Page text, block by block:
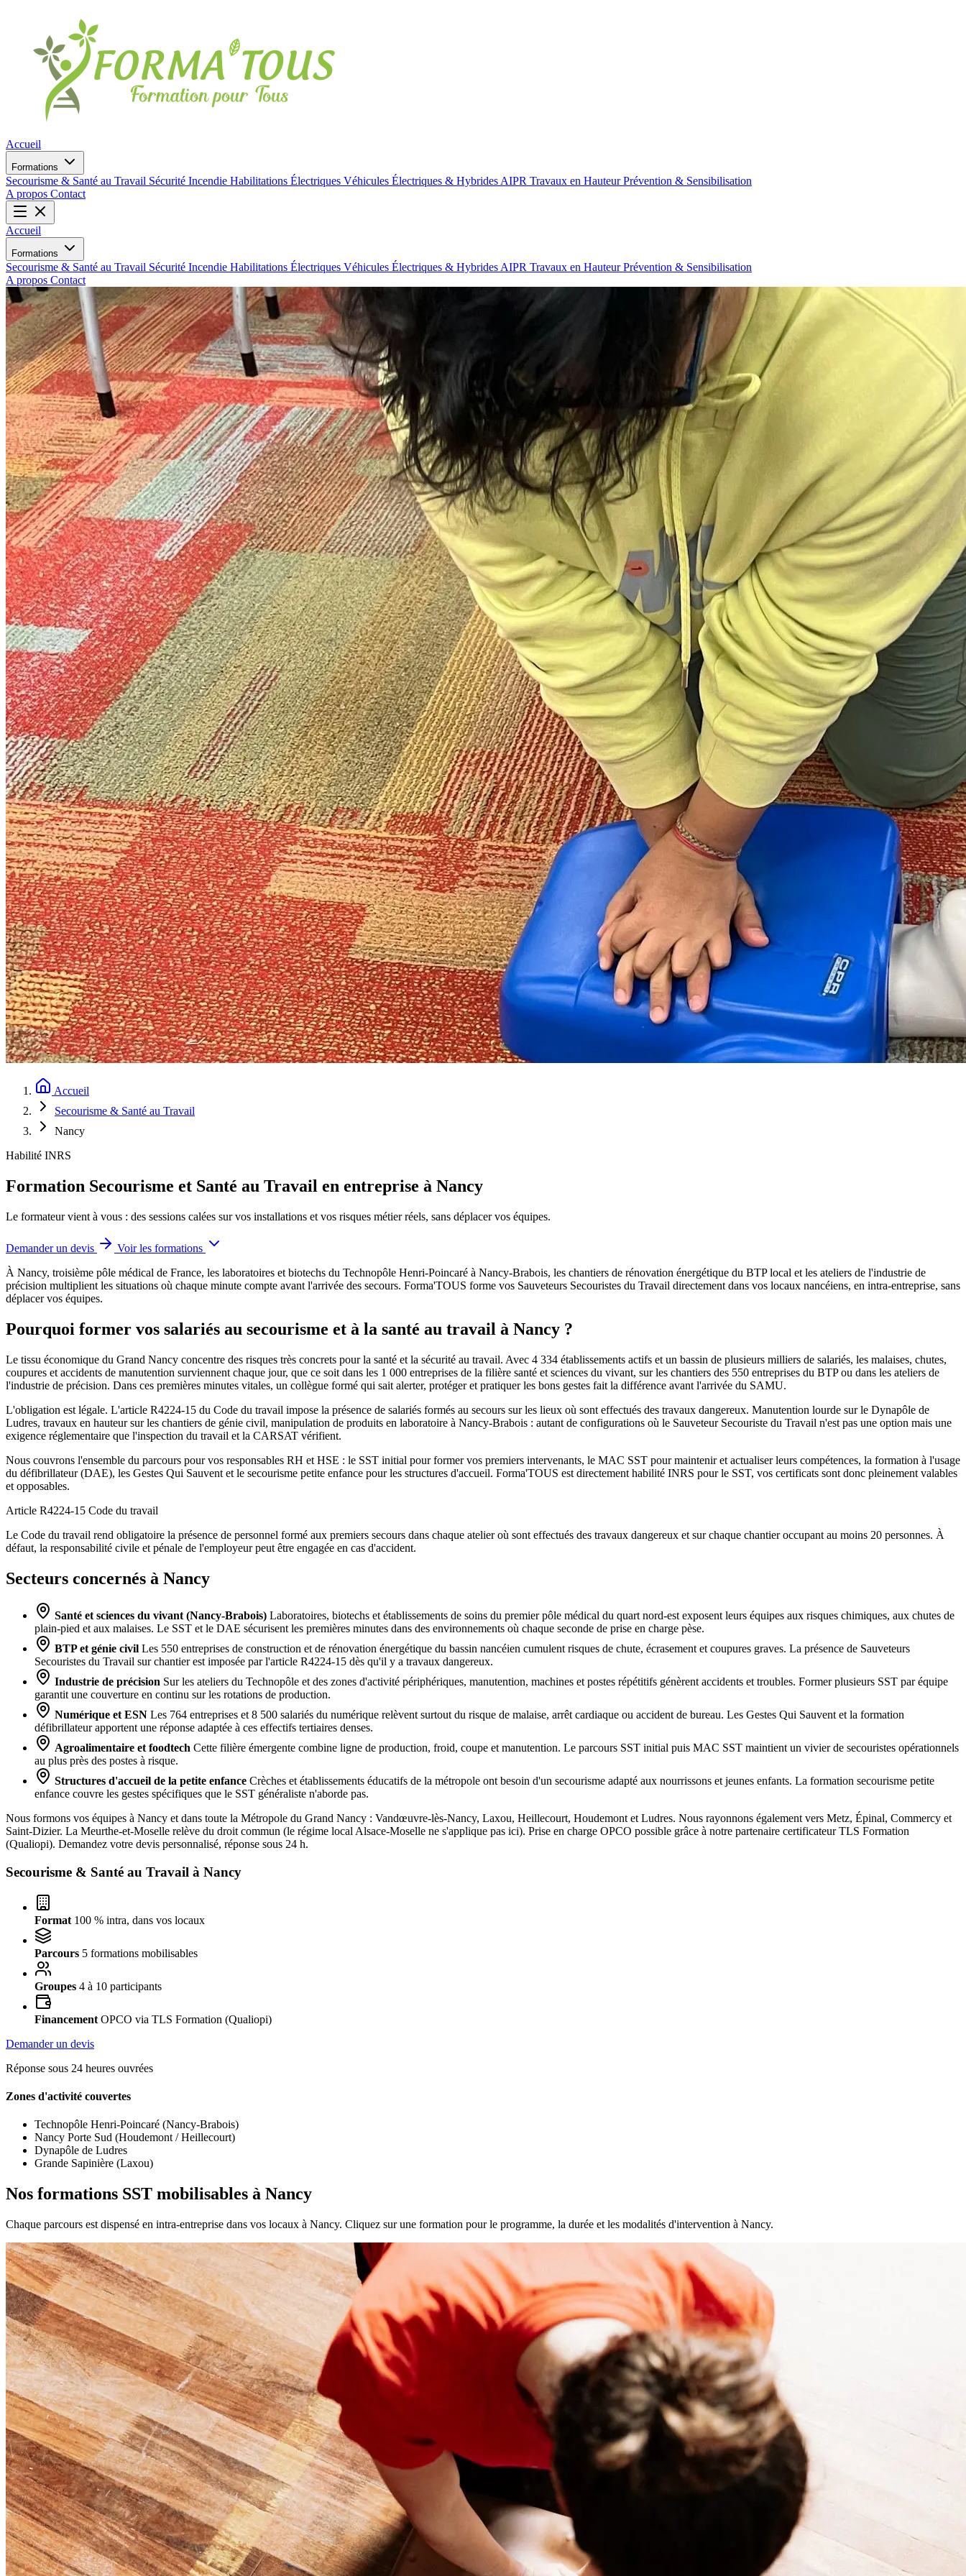
Accueil
Formations
Secourisme & Santé au Travail Sécurité Incendie Habilitations Électriques Véhicules Électriques & Hybrides AIPR Travaux en HauteurPrévention & Sensibilisation
A propos Contact
Accueil
Formations
Secourisme & Santé au Travail Sécurité Incendie Habilitations Électriques Véhicules Électriques & Hybrides AIPR Travaux en HauteurPrévention & Sensibilisation
A propos Contact
Accueil
Secourisme & Santé au Travail
Nancy
Habilité INRS
Formation Secourisme et Santé au Travail en entreprise à Nancy
Le formateur vient à vous : des sessions calées sur vos installations et vos risques métier réels, sans déplacer vos équipes.
Demander un devis
Voir les formations
À Nancy, troisième pôle médical de France, les laboratoires et biotechs du Technopôle Henri-Poincaré à Nancy-Brabois, les chantiers de rénovation énergétique du BTP local et les ateliers de l'industrie de
précision multiplient les situations où chaque minute compte avant l'arrivée des secours. Forma'TOUS forme vos Sauveteurs Secouristes du Travail directement dans vos locaux nancéiens, en intra-entreprise, sans
déplacer vos équipes.
Pourquoi former vos salariés au secourisme et à la santé au travail à Nancy ?
Le tissu économique du Grand Nancy concentre des risques très concrets pour la santé et la sécurité au travail. Avec 4 334 établissements actifs et un bassin de plusieurs milliers de salariés, les malaises, chutes,
coupures et accidents de manutention surviennent chaque jour, que ce soit dans les 1 000 entreprises de la filière santé et sciences du vivant, sur les chantiers des 550 entreprises du BTP ou dans les ateliers de
l'industrie de précision. Dans ces premières minutes vitales, un collègue formé qui sait alerter, protéger et pratiquer les bons gestes fait la différence avant l'arrivée du SAMU.
L'obligation est légale. L'article R4224-15 du Code du travail impose la présence de salariés formés au secours sur les lieux où sont effectués des travaux dangereux. Manutention lourde sur le Dynapôle de
Ludres, travaux en hauteur sur les chantiers de génie civil, manipulation de produits en laboratoire à Nancy-Brabois : autant de configurations où le Sauveteur Secouriste du Travail n'est pas une option mais une
exigence réglementaire que l'inspection du travail et la CARSAT vérifient.
Nous couvrons l'ensemble du parcours pour vos responsables RH et HSE : le SST initial pour former vos premiers intervenants, le MAC SST pour maintenir et actualiser leurs compétences, la formation à l'usage
du défibrillateur (DAE), les Gestes Qui Sauvent et le secourisme petite enfance pour les structures d'accueil. Forma'TOUS est directement habilité INRS pour le SST, vos certificats sont donc pleinement valables
et opposables.
Article R4224-15 Code du travail
Le Code du travail rend obligatoire la présence de personnel formé aux premiers secours dans chaque atelier où sont effectués des travaux dangereux et sur chaque chantier occupant au moins 20 personnes. À
défaut, la responsabilité civile et pénale de l'employeur peut être engagée en cas d'accident.
Secteurs concernés à Nancy
Santé et sciences du vivant (Nancy-Brabois) Laboratoires, biotechs et établissements de soins du premier pôle médical du quart nord-est exposent leurs équipes aux risques chimiques, aux chutes de
plain-pied et aux malaises. Le SST et le DAE sécurisent les premières minutes dans des environnements où chaque seconde de prise en charge pèse.
BTP et génie civil Les 550 entreprises de construction et de rénovation énergétique du bassin nancéien cumulent risques de chute, écrasement et coupures graves. La présence de Sauveteurs
Secouristes du Travail sur chantier est imposée par l'article R4224-15 dès qu'il y a travaux dangereux.
Industrie de précision Sur les ateliers du Technopôle et des zones d'activité périphériques, manutention, machines et postes répétitifs génèrent accidents et troubles. Former plusieurs SST par équipe
garantit une couverture en continu sur les rotations de production.
Numérique et ESN Les 764 entreprises et 8 500 salariés du numérique relèvent surtout du risque de malaise, arrêt cardiaque ou accident de bureau. Les Gestes Qui Sauvent et la formation
défibrillateur apportent une réponse adaptée à ces effectifs tertiaires denses.
Agroalimentaire et foodtech Cette filière émergente combine ligne de production, froid, coupe et manutention. Le parcours SST initial puis MAC SST maintient un vivier de secouristes opérationnels
au plus près des postes à risque.
Structures d'accueil de la petite enfance Crèches et établissements éducatifs de la métropole ont besoin d'un secourisme adapté aux nourrissons et jeunes enfants. La formation secourisme petite
enfance couvre les gestes spécifiques que le SST généraliste n'aborde pas.
Nous formons vos équipes à Nancy et dans toute la Métropole du Grand Nancy : Vandœuvre-lès-Nancy, Laxou, Heillecourt, Houdemont et Ludres. Nous rayonnons également vers Metz, Épinal, Commercy et
Saint-Dizier. La Meurthe-et-Moselle relève du droit commun (le régime local Alsace-Moselle ne s'applique pas ici). Prise en charge OPCO possible grâce à notre partenaire certificateur TLS Formation
(Qualiopi). Demandez votre devis personnalisé, réponse sous 24 h.
Secourisme & Santé au Travail à Nancy
Format 100 % intra, dans vos locaux
Parcours 5 formations mobilisables
Groupes 4 à 10 participants
Financement OPCO via TLS Formation (Qualiopi)
Demander un devis
Réponse sous 24 heures ouvrées
Zones d'activité couvertes
Technopôle Henri-Poincaré (Nancy-Brabois)
Nancy Porte Sud (Houdemont / Heillecourt)
Dynapôle de Ludres
Grande Sapinière (Laxou)
Nos formations SST mobilisables à Nancy
Chaque parcours est dispensé en intra-entreprise dans vos locaux à Nancy. Cliquez sur une formation pour le programme, la durée et les modalités d'intervention à Nancy.